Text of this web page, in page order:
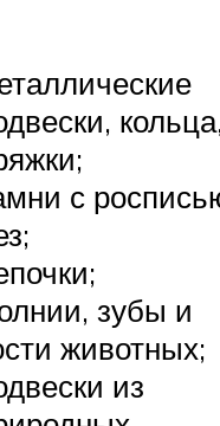
с
зубы и
животных;
из